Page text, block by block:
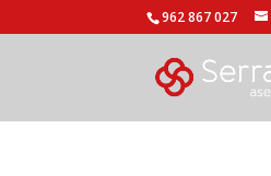
962 867 027